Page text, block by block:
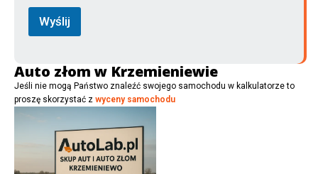
Wyślij
Auto złom w Krzemieniewie
Jeśli nie mogą Państwo znaleźć swojego samochodu w kalkulatorze to
proszę skorzystać z wyceny samochodu